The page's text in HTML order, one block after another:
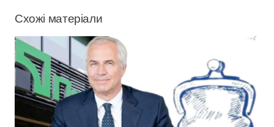
Схожі матеріали